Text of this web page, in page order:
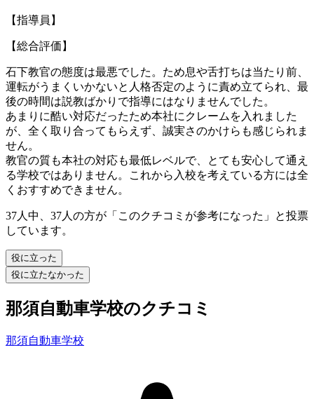
【指導員】
【総合評価】
石下教官の態度は最悪でした。ため息や舌打ちは当たり前、
運転がうまくいかないと人格否定のように責め立てられ、最
後の時間は説教ばかりで指導にはなりませんでした。
あまりに酷い対応だったため本社にクレームを入れました
が、全く取り合ってもらえず、誠実さのかけらも感じられま
せん。
教官の質も本社の対応も最低レベルで、とても安心して通え
る学校ではありません。これから入校を考えている方には全
くおすすめできません。
37人中、37人の方が「このクチコミが参考になった」と投票
しています。
役に立った
役に立たなかった
那須自動車学校のクチコミ
那須自動車学校